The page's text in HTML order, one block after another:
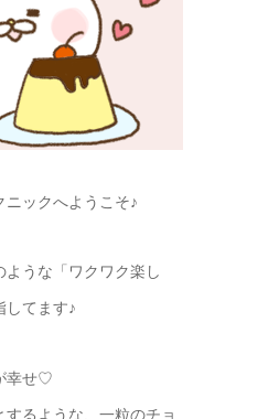
ニックへようこそ♪
ような「ワクワク楽し
してます♪
幸せ♡
るような、一粒のチョ